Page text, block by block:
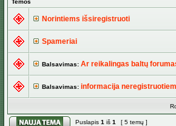
Temos
Norintiems išsiregistruoti
Spameriai
Balsavimas: Ar reikalingas baltų
Balsavimas: informacija
Puslapis 1 iš 1 [ 5 temų ]